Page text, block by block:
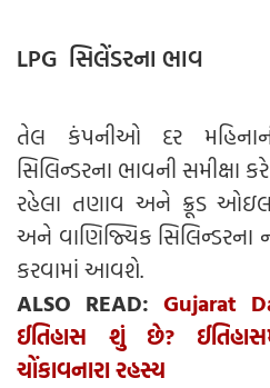
LPG સિલેંડરના ભાવ
તેલ કંપનીઓ દર
સિલિન્ડરના ભાવની સમીક્ષા
રહેલા તણાવ અને ક્રૂડ
અને વાણિજ્યિક સિલિન્ડરના
કરવામાં આવશે.
ALSO READ: Gujarat
ઈતિહાસ શું છે?
ચોંકાવનારા રહસ્ય